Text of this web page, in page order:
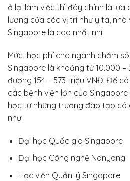
ở lại làm việc thì đây chính là lựa
lương của các vị trí như y tá, nhà
Singapore là cao nhất nhì.
Mức học phí cho ngành chăm
Singapore là khoảng từ 10.000 –
đương 154 – 573 triệu VNĐ. Để
các bệnh viện lớn của
học từ những trường đào tạo có
như:
Đại học Quốc gia Singapore
Đại học Công nghệ Nanyang
Học viện Quản lý Singapore